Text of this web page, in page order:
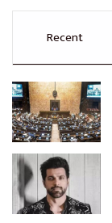
Recent